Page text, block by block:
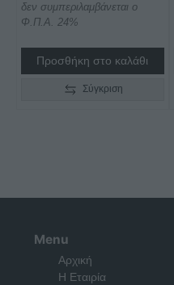
δεν συμπεριλαμβάνεται ο
Φ.Π.Α. 24%
Προσθήκη στο καλάθι
Σύγκριση
Menu
Αρχική
Η Εταιρία